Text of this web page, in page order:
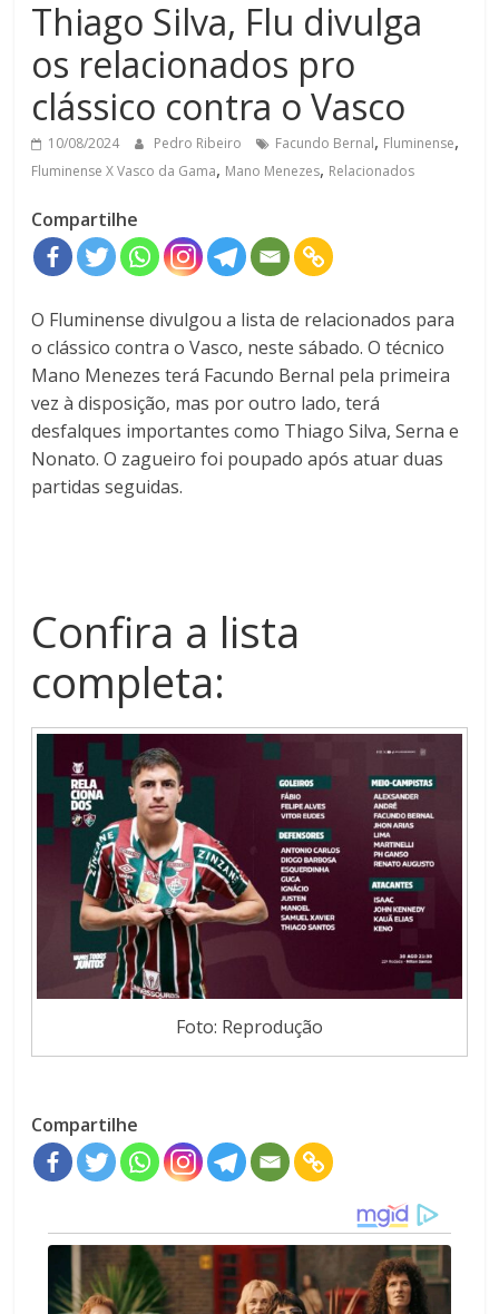
Thiago Silva, Flu divulga
os relacionados pro
clássico contra o Vasco
10/08/2024 Pedro Ribeiro Facundo Bernal, Fluminense,
Fluminense X Vasco da Gama, Mano Menezes, Relacionados
Compartilhe
O Fluminense divulgou a lista de relacionados para
o clássico contra o Vasco, neste sábado. O técnico
Mano Menezes terá Facundo Bernal pela primeira
vez à disposição, mas por outro lado, terá
desfalques importantes como Thiago Silva, Serna e
Nonato. O zagueiro foi poupado após atuar duas
partidas seguidas.
Confira a lista
completa:
Foto: Reprodução
Compartilhe